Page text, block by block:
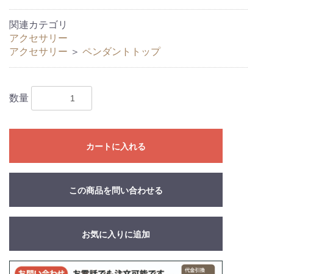
関連カテゴリ
アクセサリー
アクセサリー ＞ ペンダントトップ
数量
カートに入れる
この商品を問い合わせる
お気に入りに追加